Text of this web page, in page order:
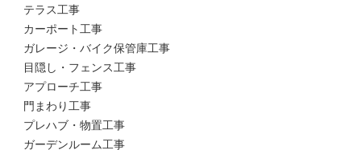
テラス工事
カーポート工事
ガレージ・バイク保管庫工事
目隠し・フェンス工事
アプローチ工事
門まわり工事
プレハブ・物置工事
ガーデンルーム工事